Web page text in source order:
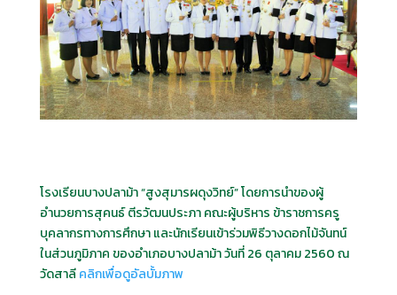
โรงเรียนบางปลาม้า “สูงสุมารผดุงวิทย์” โดยการนำของผู้
อำนวยการสุคนธ์ ตีรวัฒนประภา คณะผู้บริหาร ข้าราชการครู
บุคลากรทางการศึกษา และนักเรียนเข้าร่วมพิธีวางดอกไม้จันทน์
ในส่วนภูมิภาค ของอำเภอบางปลาม้า วันที่ 26 ตุลาคม 2560 ณ
วัดสาลีคลิกเพื่อดูอัลบั้มภาพ